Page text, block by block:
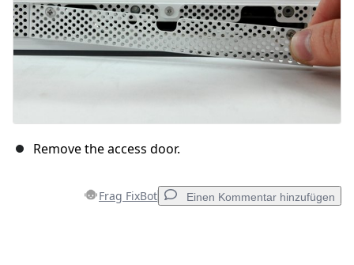
Remove the access door.
Frag FixBot Einen Kommentar hinzufügen